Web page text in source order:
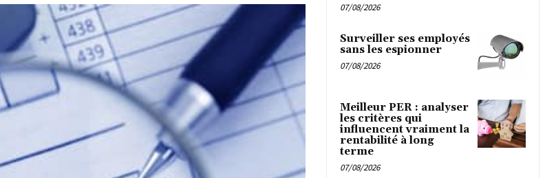
07/08/2026
Surveiller ses employés
sans les espionner
07/08/2026
Meilleur PER : analyser
les critères qui
influencent vraiment la
rentabilité à long
terme
07/08/2026